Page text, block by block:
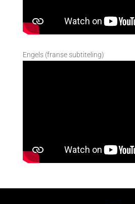
Engels (franse subtiteling)